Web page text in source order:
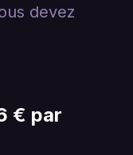
devez
€ par